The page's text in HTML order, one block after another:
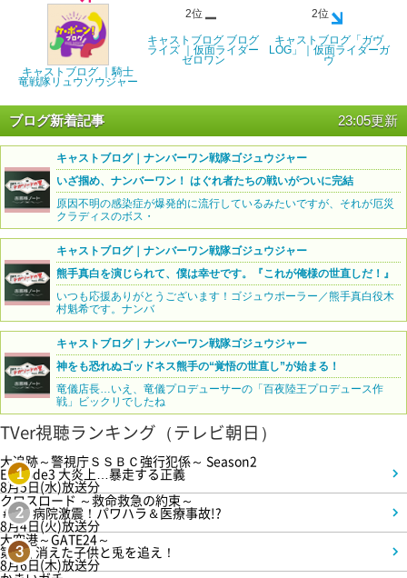
キャストブログ ｜騎士
竜戦隊リュウソウジャー
2位
キャストブログ ブログ
ライズ ｜仮面ライダー
ゼロワン
2位
キャストブログ「ガヴ
LOG」｜仮面ライダーガ
ヴ
ブログ新着記事 23:05更新
キャストブログ｜ナンバーワン戦隊ゴジュウジャー
いざ掴め、ナンバーワン！ はぐれ者たちの戦いがついに完結
原因不明の感染症が爆発的に流行しているみたいですが、それが厄災
クラディスのボス・
キャストブログ｜ナンバーワン戦隊ゴジュウジャー
熊手真白を演じられて、僕は幸せです。『これが俺様の世直しだ！』
いつも応援ありがとうございます！ゴジュウポーラー／熊手真白役木
村魁希です。ナンバ
キャストブログ｜ナンバーワン戦隊ゴジュウジャー
神をも恐れぬゴッドネス熊手の“覚悟の世直し”が始まる！
竜儀店長…いえ、竜儀プロデューサーの「百夜陸王プロデュース作
戦」ビックリでしたね
TVer視聴ランキング（テレビ朝日）
1
大追跡～警視庁ＳＳＢＣ強行犯係～ Season2
Episode3 大炎上…暴走する正義
8月5日(水)放送分
2
クロスロード ～救命救急の約束～
＃5 病院激震！パワハラ＆医療事故!?
8月4日(火)放送分
3
大空港～GATE24～
第3話 消えた子供と兎を追え！
8月6日(木)放送分